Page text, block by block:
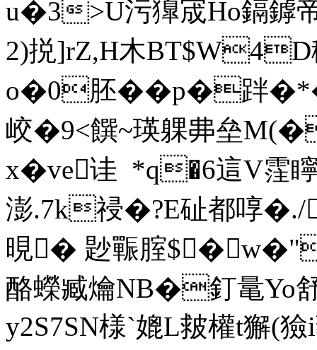
u�3>U污獋宬Ho鎘鏬
2)捝]rZ,Н木
o�0胚��p�跘
峧�9<饌~瑛躶丳垒
x�ve诖  *q�6這
澎.7k祲�?E砋都啍�./
晛� 尟辴腟
酪蠑臧爚NB�釘 鼌Yo
y2S7SN様`媲L皳權t獬(獫